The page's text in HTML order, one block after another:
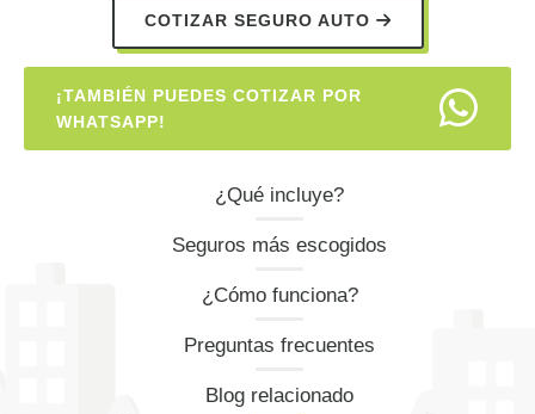
COTIZAR SEGURO AUTO
¡TAMBIÉN PUEDES COTIZAR POR
WHATSAPP!
¿Qué incluye?
Seguros más escogidos
¿Cómo funciona?
Preguntas frecuentes
Blog relacionado